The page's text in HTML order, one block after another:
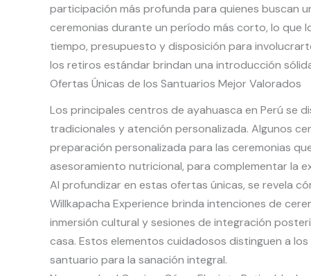
participación más profunda para quienes buscan
ceremonias durante un período más corto, lo que
tiempo, presupuesto y disposición para
los retiros estándar brindan una introducción
Ofertas Únicas de los Santuarios Mejor Valorados
Los principales centros de ayahuasca en Perú se
tradicionales y atención personalizada. Algunos
preparación personalizada para las ceremonias
asesoramiento nutricional, para complementar la
Al profundizar en estas ofertas únicas, se revela
Willkapacha Experience brinda intenciones de
inmersión cultural y sesiones de integración
casa. Estos elementos cuidadosos distinguen a
santuario para la sanación integral.